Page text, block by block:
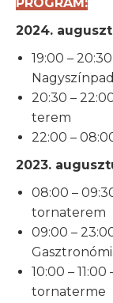
2024.
19:00 –
Nagyszínpad
20:30 –
terem
22:00 –
2023.
08:00 –
tornaterem
09:00 –
10:00 –
tornaterme